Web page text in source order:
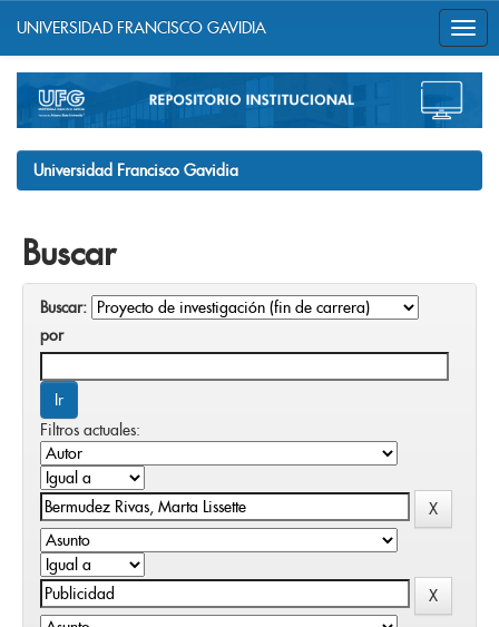
navigation
UNIVERSIDAD FRANCISCO GAVIDIA
Universidad Francisco Gavidia
Buscar
Buscar:
por
Filtros actuales: